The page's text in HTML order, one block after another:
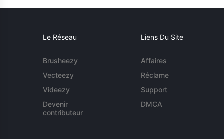
Le Réseau
Brusheezy
Vecteezy
Videezy
Devenir
contributeur
Liens Du Site
Affaires
Réclame
Support
DMCA